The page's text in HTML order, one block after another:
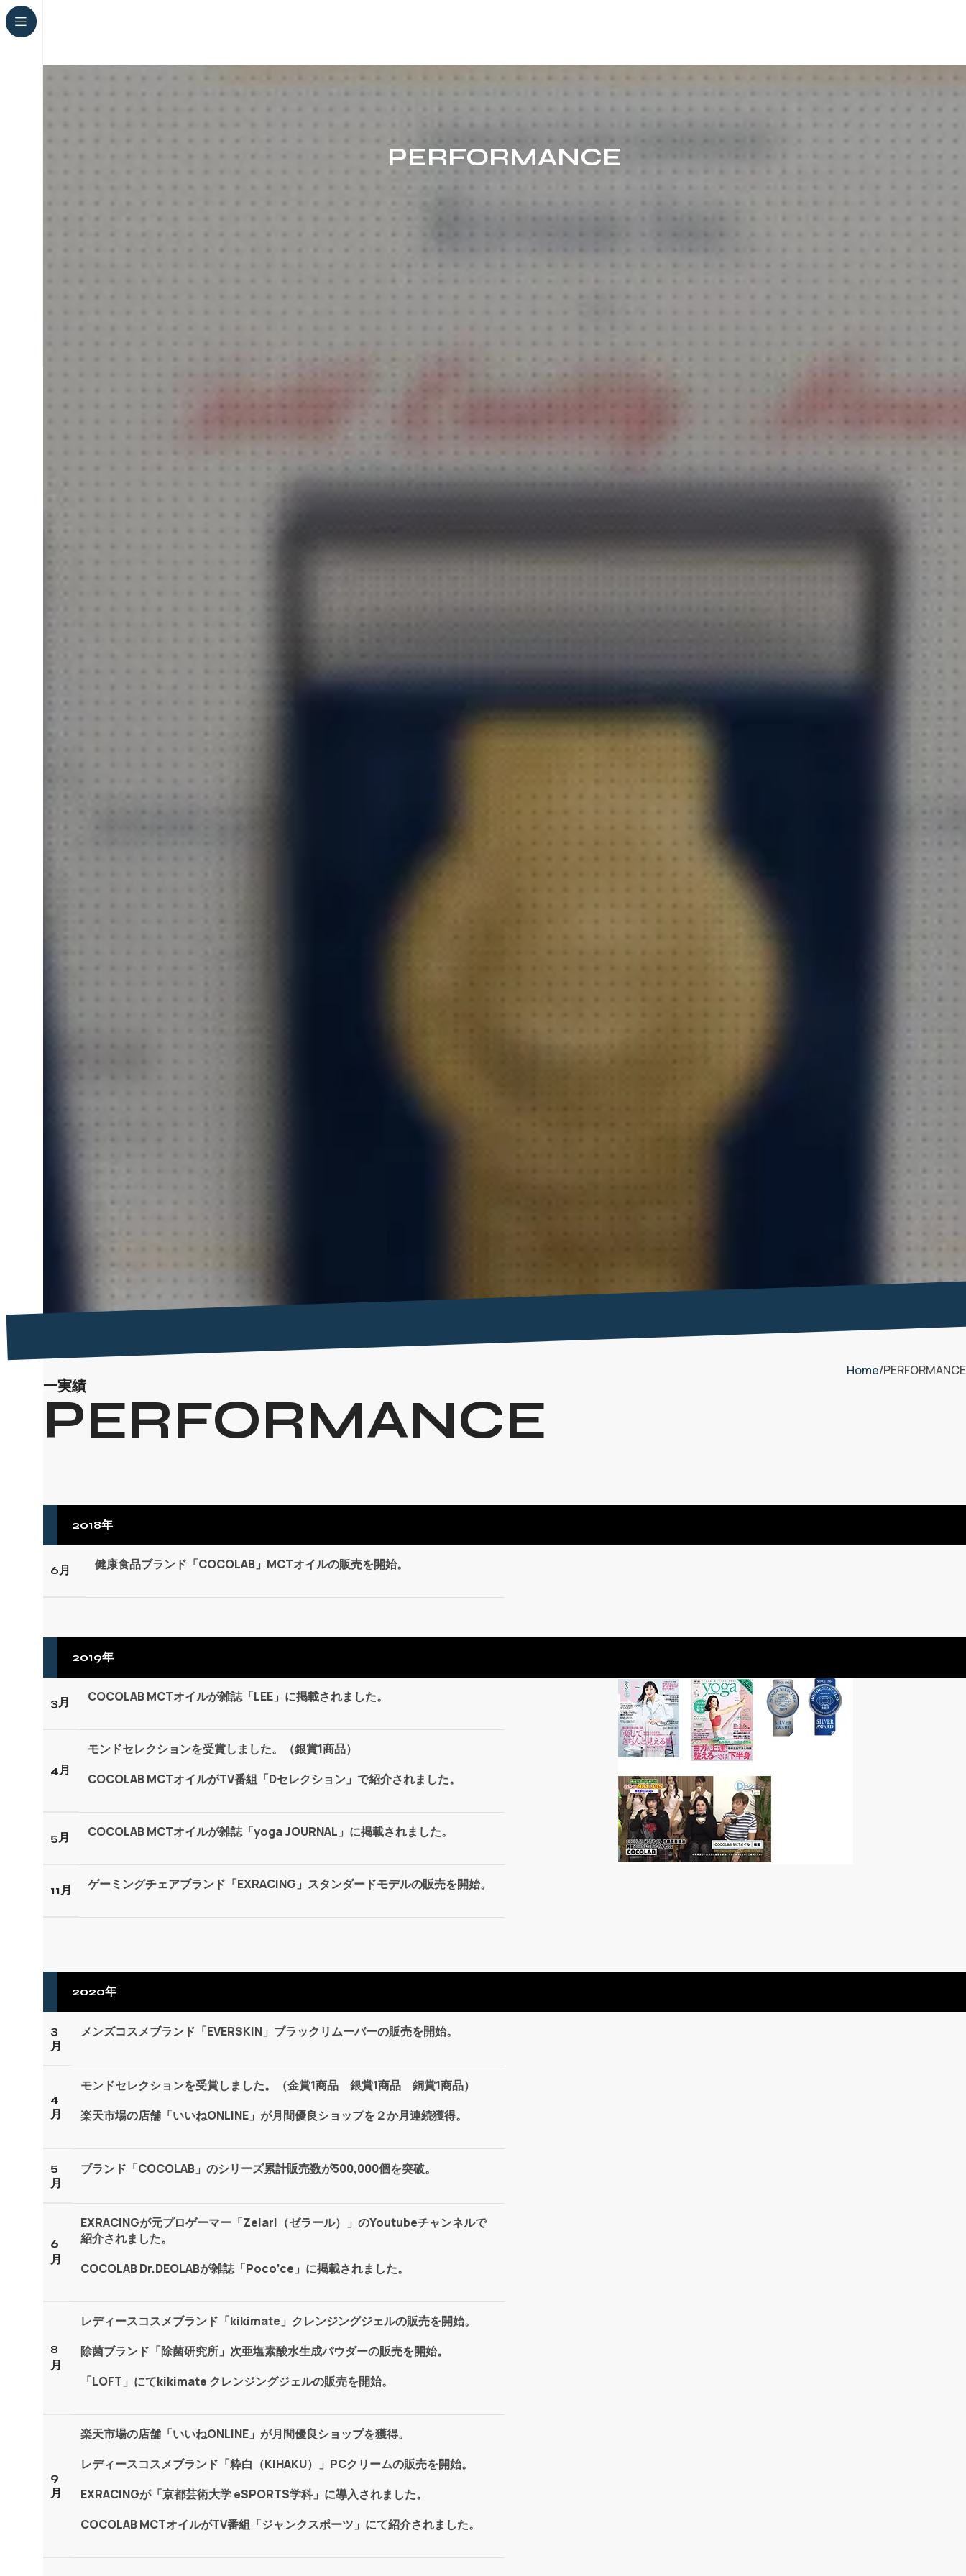
PERFORMANCE
Home PERFORMANCE
一実績
PERFORMANCE
2018年
6月 健康食品ブランド「COCOLAB」MCTオイルの販売を開始。
2019年
3月 COCOLAB MCTオイルが雑誌「LEE」に掲載されました。
4月
モンドセレクションを受賞しました。（銀賞1商品）
COCOLAB MCTオイルがTV番組「Dセレクション」で紹介されました。
5月 COCOLAB MCTオイルが雑誌「yoga JOURNAL」に掲載されました。
11月 ゲーミングチェアブランド「EXRACING」スタンダードモデルの販売を開始。
2020年
3
月
メンズコスメブランド「EVERSKIN」ブラックリムーバーの販売を開始。
4
月
モンドセレクションを受賞しました。（金賞1商品 銀賞1商品 銅賞1商品）
楽天市場の店舗「いいねONLINE」が月間優良ショップを２か月連続獲得。
5
月
ブランド「COCOLAB」のシリーズ累計販売数が500,000個を突破。
6
月
EXRACINGが元プロゲーマー「Zelarl（ゼラール）」のYoutubeチャンネルで
紹介されました。
COCOLAB Dr.DEOLABが雑誌「Poco’ce」に掲載されました。
8
月
レディースコスメブランド「kikimate」クレンジングジェルの販売を開始。
除菌ブランド「除菌研究所」次亜塩素酸水生成パウダーの販売を開始。
「LOFT」にてkikimate クレンジングジェルの販売を開始。
9
月
楽天市場の店舗「いいねONLINE」が月間優良ショップを獲得。
レディースコスメブランド「粋白（KIHAKU）」PCクリームの販売を開始。
EXRACINGが「京都芸術大学 eSPORTS学科」に導入されました。
COCOLAB MCTオイルがTV番組「ジャンクスポーツ」にて紹介されました。